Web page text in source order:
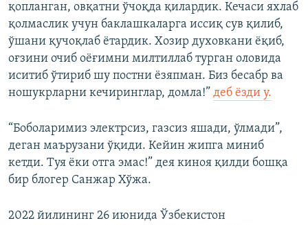
қопланган, овқатни ўчоқда қилардик. Кечаси яхлаб
қолмаслик учун баклашкаларга иссиқ сув қилиб,
ўшани қучоқлаб ётардик. Хозир духовкани ёқиб,
оғзини очиб оёғимни милтиллаб турган оловида
иситиб ўтириб шу постни ёзяпман. Биз бесабр ва
ношукрларни кечиринглар, домла!” деб ёзди у.
“Боболаримиз электрсиз, газсиз яшади, ўлмади”,
деган маърузани ўқиди. Кейин жипга миниб
кетди. Туя ёки отга эмас!” дея киноя қилди бошқа
бир блогер Санжар Хўжа.
2022 йилининг 26 июнида Ўзбекистон